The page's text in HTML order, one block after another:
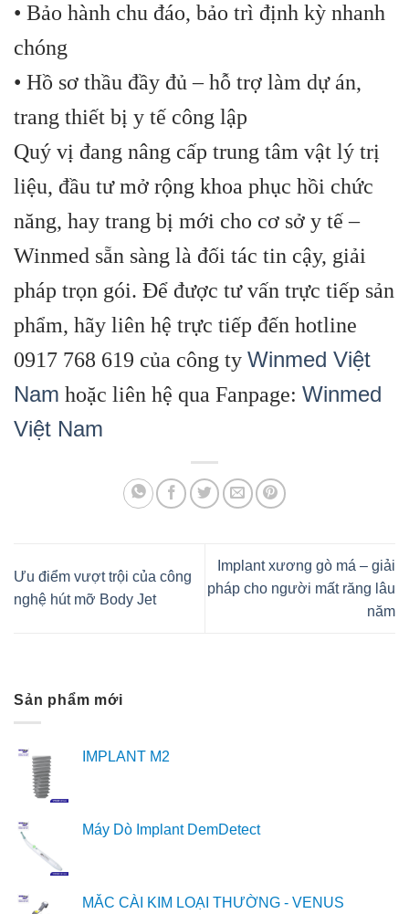
• Bảo hành chu đáo, bảo trì định kỳ nhanh
chóng
• Hồ sơ thầu đầy đủ – hỗ trợ làm dự án,
trang thiết bị y tế công lập
Quý vị đang nâng cấp trung tâm vật lý trị
liệu, đầu tư mở rộng khoa phục hồi chức
năng, hay trang bị mới cho cơ sở y tế –
Winmed sẵn sàng là đối tác tin cậy, giải
pháp trọn gói. Để được tư vấn trực tiếp sản
phẩm, hãy liên hệ trực tiếp đến hotline
0917 768 619 của công ty Winmed Việt
Nam hoặc liên hệ qua Fanpage: Winmed
Việt Nam
Ưu điểm vượt trội của công
nghệ hút mỡ Body Jet
Implant xương gò má – giải
pháp cho người mất răng lâu
năm
Sản phẩm mới
IMPLANT M2
Máy Dò Implant DemDetect
MẮC CÀI KIM LOẠI THƯỜNG - VENUS